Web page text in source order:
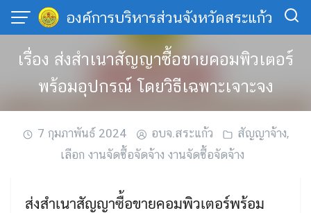
Skip
content
องค์การบริหารส่วนจังหวัดสระแก้ว
เรื่อง ส่งสำเนาสัญญาซื้อขายคอมพิวเตอร์
พร้อมอุปกรณ์ โดยวิธีเฉพาะเจาะจง
7 กุมภาพันธ์ 2024 อบจ.สระแก้ว สัญญาจ้าง,
เลือก งานจัดซื้อจัดจ้าง งานจัดซื้อจัดจ้าง
ส่งสำเนาสัญญาซื้อขายคอมพิวเตอร์พร้อม